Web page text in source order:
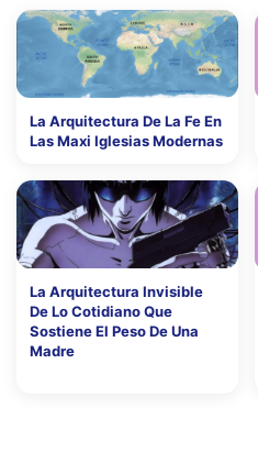
La Arquitectura De La Fe En
Las Maxi Iglesias Modernas
La Arquitectura Invisible
De Lo Cotidiano Que
Sostiene El Peso De Una
Madre